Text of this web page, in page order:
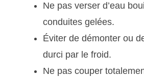
Ne pas verser d’eau
conduites gelées.
Éviter de démonter ou
durci par le froid.
Ne pas couper